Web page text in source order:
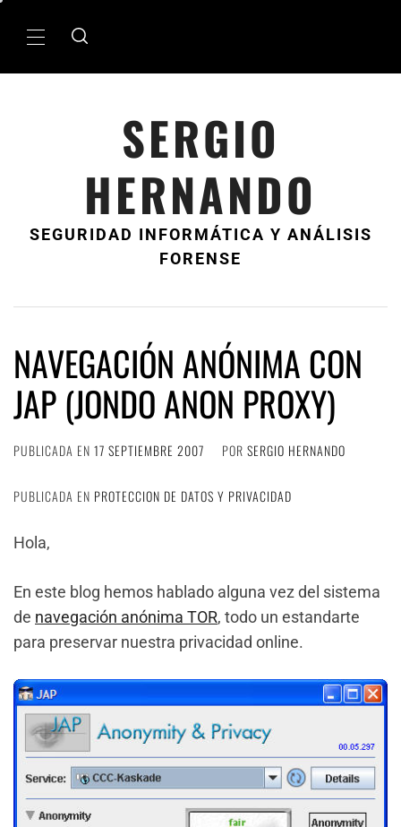
MenÃº
SERGIO
HERNANDO
SEGURIDAD INFORMÁTICA Y ANÁLISIS
FORENSE
NAVEGACIÓN ANÓNIMA CON
JAP (JONDO ANON PROXY)
PUBLICADA EN 17 SEPTIEMBRE 2007 POR SERGIO HERNANDO
PUBLICADA EN PROTECCION DE DATOS Y PRIVACIDAD
Hola,
En este blog hemos hablado alguna vez del sistema
de navegación anónima TOR, todo un estandarte
para preservar nuestra privacidad online.